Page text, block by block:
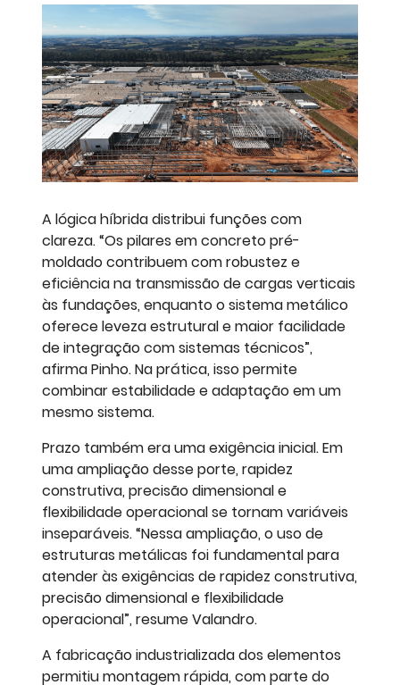
A lógica híbrida distribui funções com
clareza. “Os pilares em concreto pré-
moldado contribuem com robustez e
eficiência na transmissão de cargas verticais
às fundações, enquanto o sistema metálico
oferece leveza estrutural e maior facilidade
de integração com sistemas técnicos”,
afirma Pinho. Na prática, isso permite
combinar estabilidade e adaptação em um
mesmo sistema.
Prazo também era uma exigência inicial. Em
uma ampliação desse porte, rapidez
construtiva, precisão dimensional e
flexibilidade operacional se tornam variáveis
inseparáveis. “Nessa ampliação, o uso de
estruturas metálicas foi fundamental para
atender às exigências de rapidez construtiva,
precisão dimensional e flexibilidade
operacional”, resume Valandro.
A fabricação industrializada dos elementos
permitiu montagem rápida, com parte do